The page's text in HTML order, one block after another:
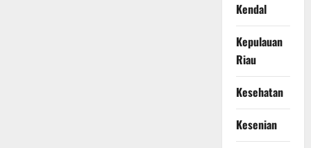
Kendal
Kepulauan
Riau
Kesehatan
Kesenian